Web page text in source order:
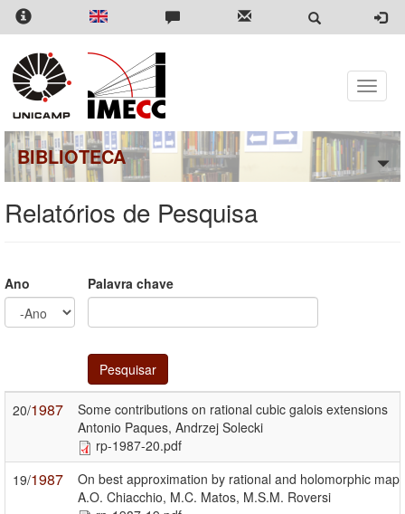
Pular
para
conteúdo
principal
Toggle
BIBLIOTECA
Relatórios de Pesquisa
Ano Palavra chave
Pesquisar
20/1987
Some contributions on rational cubic galois extensions
Antonio Paques, Andrzej Solecki
rp-1987-20.pdf
19/1987
On best approximation by rational and holomorphic
A.O. Chiacchio, M.C. Matos, M.S.M. Roversi